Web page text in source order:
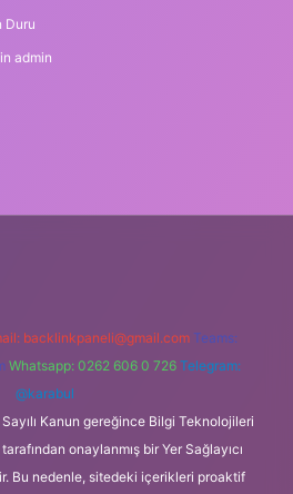
Duru
admin
backlinkpaneli@gmail.com Teams:
Whatsapp: 0262 606 0 726 Telegram:
@karabul
Kanun gereğince Bilgi Teknolojileri
onaylanmış bir Yer Sağlayıcı
Bu nedenle, sitedeki içerikleri proaktif